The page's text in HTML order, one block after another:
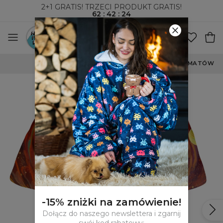
2+1 GRATIS! TRZECI PRODUKT GRATIS!
62 : 42 : 24
WYSYŁKA ZA POBRANIEM I DO PACZKOMATÓW
-15% zniżki na zamówienie!
Dołącz do naszego newslettera i zgarnij